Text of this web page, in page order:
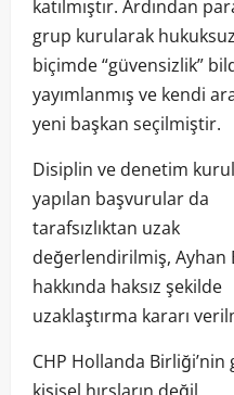
katılmıştır. Ardından
grup kurularak hukuksuz
biçimde “güvensizlik”
yayımlanmış ve kendi
yeni başkan seçilmiştir.
Disiplin ve denetim
yapılan başvurular da
tarafsızlıktan uzak
değerlendirilmiş, Ayhan
hakkında haksız şekilde
uzaklaştırma kararı
CHP Hollanda Birliği’nin